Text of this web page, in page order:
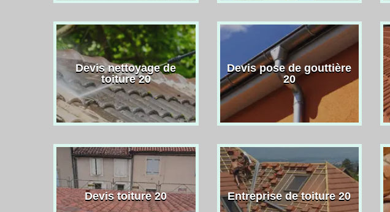
Devis nettoyage de
toiture 20
Devis pose de gouttière
20
Devis toiture 20 Entreprise de toiture 20